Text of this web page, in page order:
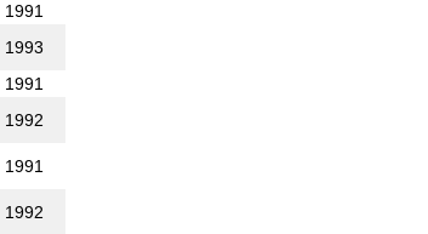
1991
1993
1991
1992
1991
1992